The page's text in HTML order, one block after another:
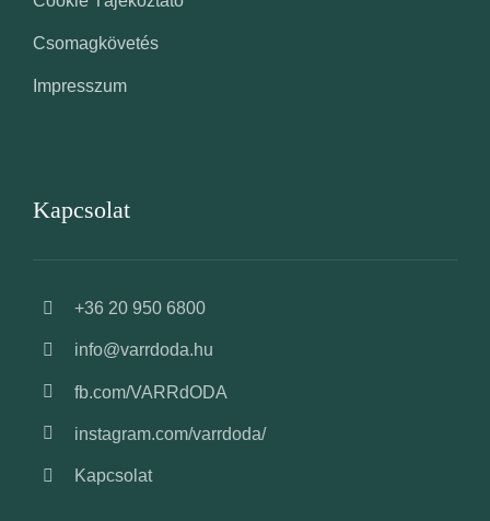
Csomagkövetés
Impresszum
Kapcsolat
+36 20 950 6800
info@varrdoda.hu
fb.com/VARRdODA
instagram.com/varrdoda/
Kapcsolat